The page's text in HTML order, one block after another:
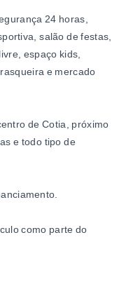
24 horas,
salão de festas,
espaço kids,
e mercado
de Cotia, próximo
e todo tipo de
como parte do